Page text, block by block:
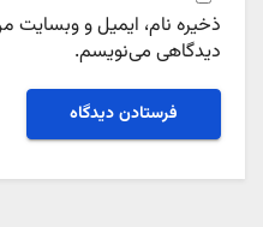
ذخیره نام، ایمیل و وبسایت
دیدگاهی می‌نویسم.